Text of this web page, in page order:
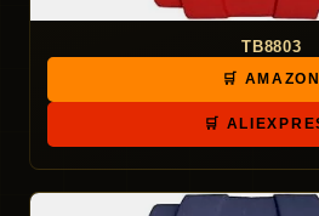
TB8803
🛒 AMAZON
🛒